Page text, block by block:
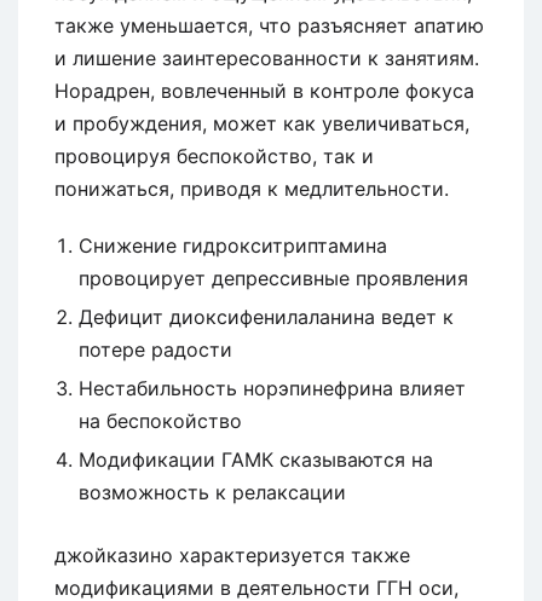
также уменьшается, что разъясняет апатию
и лишение заинтересованности к занятиям.
Норадрен, вовлеченный в контроле фокуса
и пробуждения, может как увеличиваться,
провоцируя беспокойство, так и
понижаться, приводя к медлительности.
Снижение гидрокситриптамина
провоцирует депрессивные проявления
Дефицит диоксифенилаланина ведет к
потере радости
Нестабильность норэпинефрина влияет
на беспокойство
Модификации ГАМК сказываются на
возможность к релаксации
джойказино характеризуется также
модификациями в деятельности ГГН оси,